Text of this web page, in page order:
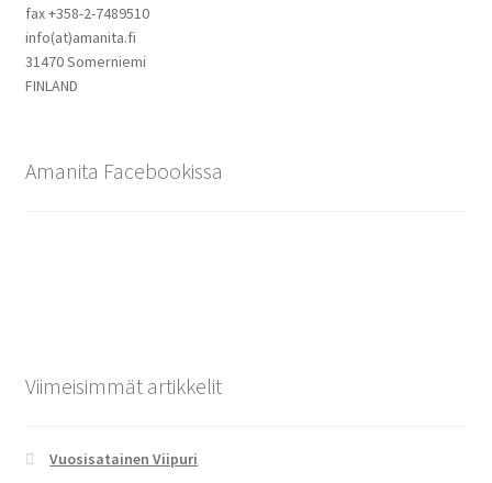
fax +358-2-7489510
info(at)amanita.fi
31470 Somerniemi
FINLAND
Amanita Facebookissa
Viimeisimmät artikkelit
Vuosisatainen Viipuri